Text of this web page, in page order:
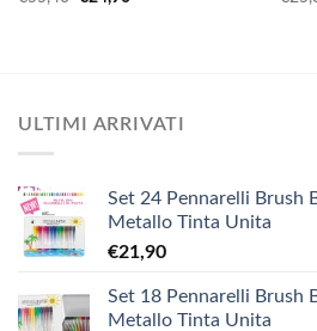
ULTIMI ARRIVATI
Set 24 Pennarelli Brush
Metallo Tinta Unita
€21,90
Set 18 Pennarelli Brush
Metallo Tinta Unita